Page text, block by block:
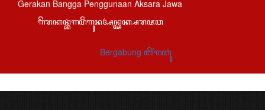
Gerakan Bangga Penggunaan Aksara Jawa
ꦒꦼꦫꦏꦤ꧀ꦧꦁꦒꦥꦼꦁꦒꦸꦤꦄꦤ꧀ꦄꦏ꧀ꦱꦫꦗꦮ
Bergabung ꦧꦼꦂꦒꦧꦸꦁ